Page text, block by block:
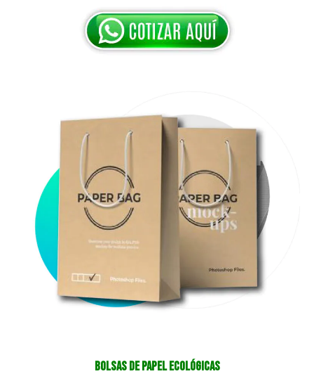
Bolsas de papel ecológicas